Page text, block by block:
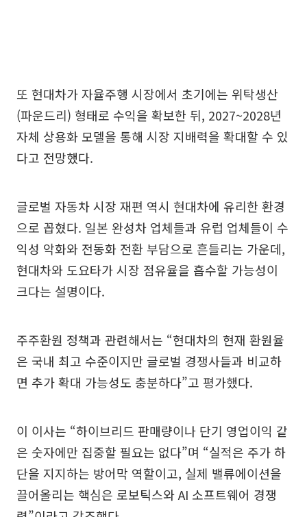
또 현대차가 자율주행 시장에서 초기에는 위탁생산
(파운드리) 형태로 수익을 확보한 뒤, 2027~2028년
자체 상용화 모델을 통해 시장 지배력을 확대할 수 있
다고 전망했다.
글로벌 자동차 시장 재편 역시 현대차에 유리한 환경
으로 꼽혔다. 일본 완성차 업체들과 유럽 업체들이 수
익성 악화와 전동화 전환 부담으로 흔들리는 가운데,
현대차와 도요타가 시장 점유율을 흡수할 가능성이
크다는 설명이다.
주주환원 정책과 관련해서는 “현대차의 현재 환원율
은 국내 최고 수준이지만 글로벌 경쟁사들과 비교하
면 추가 확대 가능성도 충분하다”고 평가했다.
이 이사는 “하이브리드 판매량이나 단기 영업이익 같
은 숫자에만 집중할 필요는 없다”며 “실적은 주가 하
단을 지지하는 방어막 역할이고, 실제 밸류에이션을
끌어올리는 핵심은 로보틱스와 AI 소프트웨어 경쟁